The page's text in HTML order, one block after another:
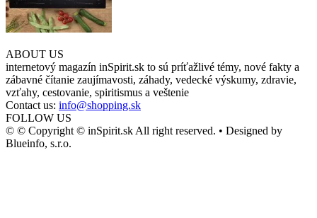
ABOUT US
internetový magazín inSpirit.sk to sú príťažlivé témy, nové fakty a
zábavné čítanie zaujímavosti, záhady, vedecké výskumy, zdravie,
vzťahy, cestovanie, spiritismus a veštenie
Contact us: info@shopping.sk
FOLLOW US
© © Copyright © inSpirit.sk All right reserved. • Designed by
Blueinfo, s.r.o.